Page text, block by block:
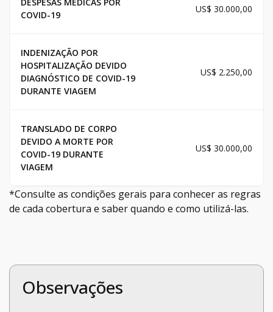
DESPESAS MÉDICAS POR
COVID-19
US$ 30.000,00
INDENIZAÇÃO POR
HOSPITALIZAÇÃO DEVIDO
DIAGNÓSTICO DE COVID-19
DURANTE VIAGEM
US$ 2.250,00
TRANSLADO DE CORPO
DEVIDO A MORTE POR
COVID-19 DURANTE
VIAGEM
US$ 30.000,00
*Consulte as condições gerais para conhecer as regras
de cada cobertura e saber quando e como utilizá-las.
Observações